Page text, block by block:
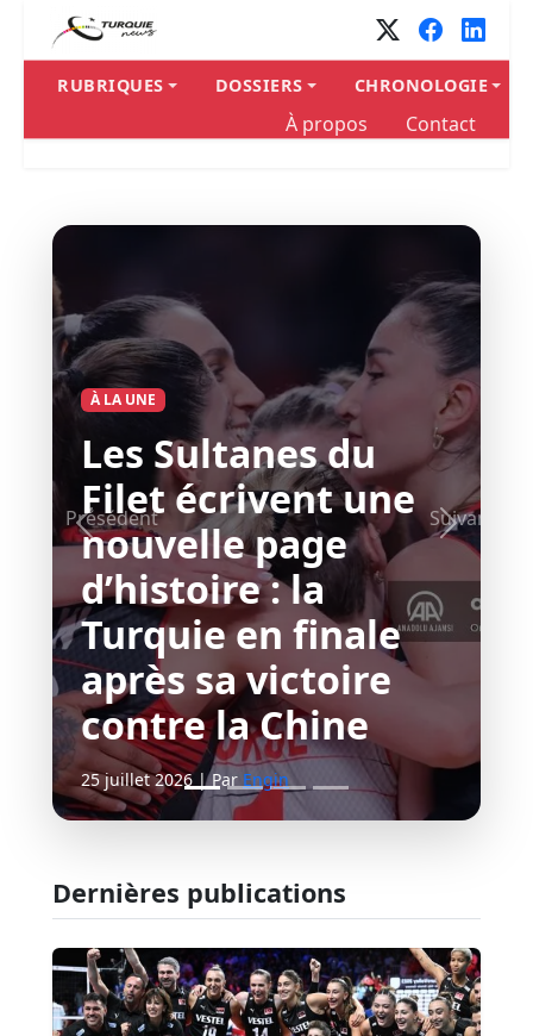
RUBRIQUES DOSSIERS CHRONOLOGIE
À propos Contact
À LA UNE
Les Sultanes du
Filet écrivent une
nouvelle page
d’histoire : la
Turquie en finale
après sa victoire
contre la Chine
25 juillet 2026 | Par Engin
Présédent Suivant
Dernières publications